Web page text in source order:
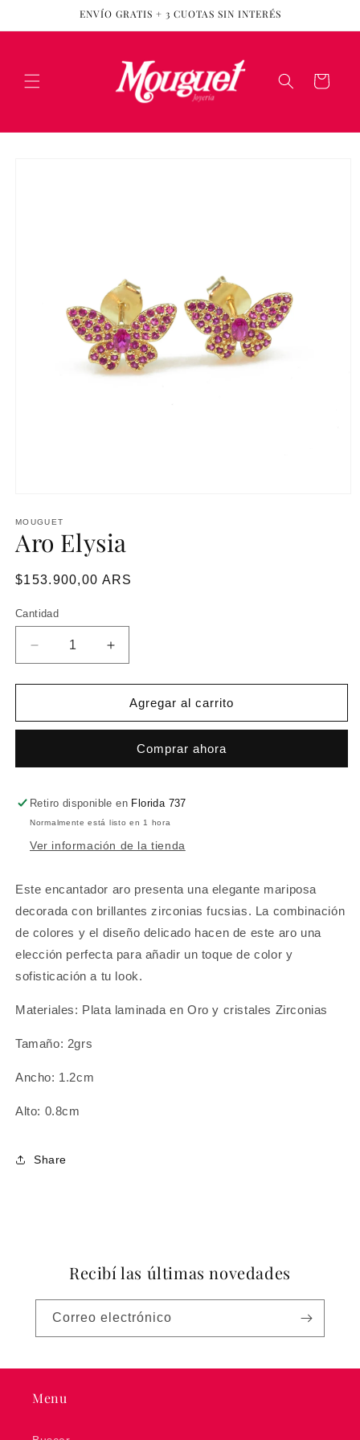
directamente
al contenido
ENVÍO GRATIS + 3 CUOTAS SIN INTERÉS
Carrito
MOUGUET
Aro Elysia
Precio
$153.900,00 ARS
Cantidad
Reducir
cantidad
para
Elysia
Aumentar
cantidad
para
Aro
Elysia
Agregar al carrito
Comprar ahora
Retiro disponible en Florida 737
Normalmente está listo en 1 hora
Ver información de la tienda
Este encantador aro presenta una elegante mariposa
decorada con brillantes zirconias fucsias. La combinación
de colores y el diseño delicado hacen de este aro una
elección perfecta para añadir un toque de color y
sofisticación a tu look.
Materiales: Plata laminada en Oro y cristales Zirconias
Tamaño: 2grs
Ancho: 1.2cm
Alto: 0.8cm
Share
Recibí las últimas novedades
Correo electrónico
Menu